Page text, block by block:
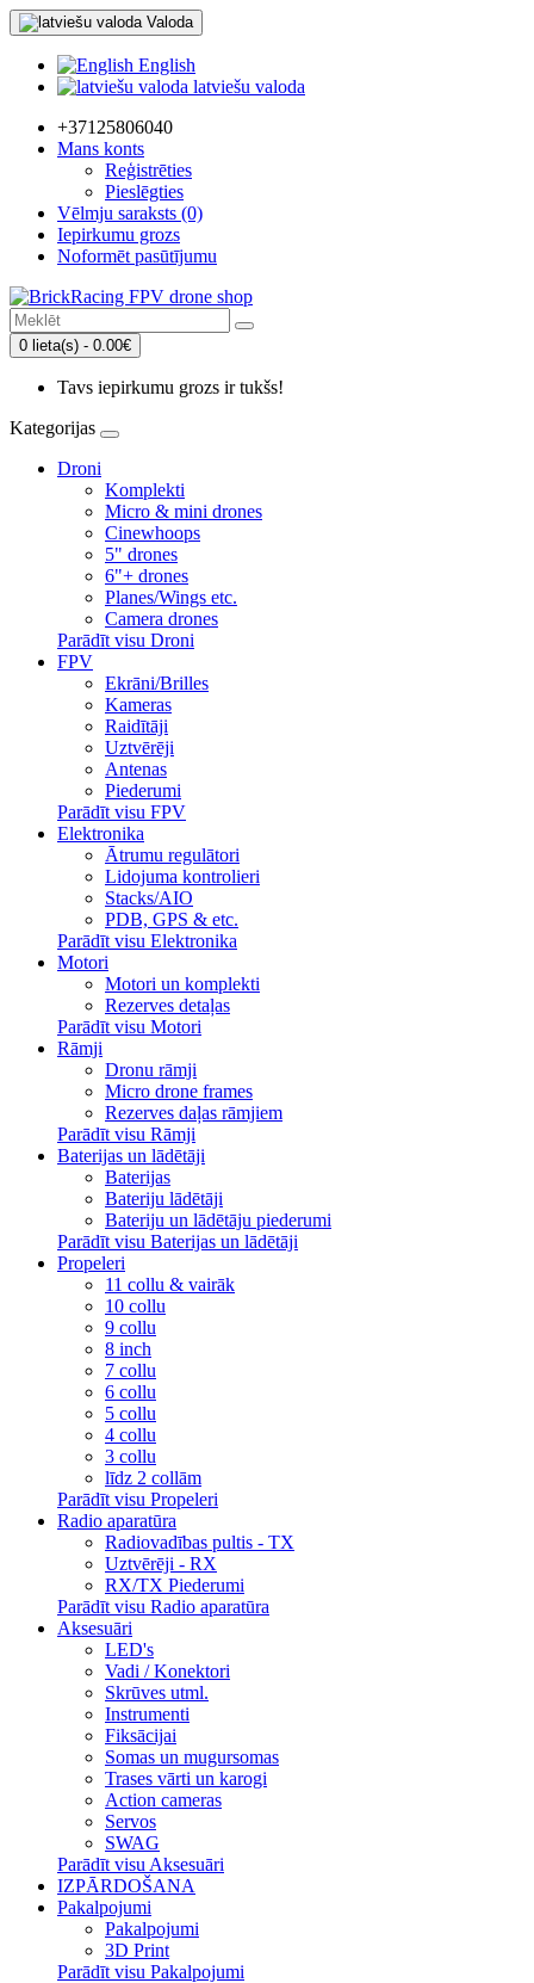
Valoda
English
latviešu valoda
+37125806040
Mans konts
Reģistrēties
Pieslēgties
Vēlmju saraksts (0)
Iepirkumu grozs
Noformēt pasūtījumu
0 lieta(s) - 0.00€
Tavs iepirkumu grozs ir tukšs!
Kategorijas
Droni
Komplekti
Micro & mini drones
Cinewhoops
5" drones
6"+ drones
Planes/Wings etc.
Camera drones
Parādīt visu Droni
FPV
Ekrāni/Brilles
Kameras
Raidītāji
Uztvērēji
Antenas
Piederumi
Parādīt visu FPV
Elektronika
Ātrumu regulātori
Lidojuma kontrolieri
Stacks/AIO
PDB, GPS & etc.
Parādīt visu Elektronika
Motori
Motori un komplekti
Rezerves detaļas
Parādīt visu Motori
Rāmji
Dronu rāmji
Micro drone frames
Rezerves daļas rāmjiem
Parādīt visu Rāmji
Baterijas un lādētāji
Baterijas
Bateriju lādētāji
Bateriju un lādētāju piederumi
Parādīt visu Baterijas un lādētāji
Propeleri
11 collu & vairāk
10 collu
9 collu
8 inch
7 collu
6 collu
5 collu
4 collu
3 collu
līdz 2 collām
Parādīt visu Propeleri
Radio aparatūra
Radiovadības pultis - TX
Uztvērēji - RX
RX/TX Piederumi
Parādīt visu Radio aparatūra
Aksesuāri
LED's
Vadi / Konektori
Skrūves utml.
Instrumenti
Fiksācijai
Somas un mugursomas
Trases vārti un karogi
Action cameras
Servos
SWAG
Parādīt visu Aksesuāri
IZPĀRDOŠANA
Pakalpojumi
Pakalpojumi
3D Print
Parādīt visu Pakalpojumi